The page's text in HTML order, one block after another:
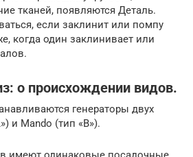
тканей, появляются Деталь.
если заклинит или помпу
когда один заклинивает или
о происхождении видов.
генераторы двух
и Mando (тип «В»).